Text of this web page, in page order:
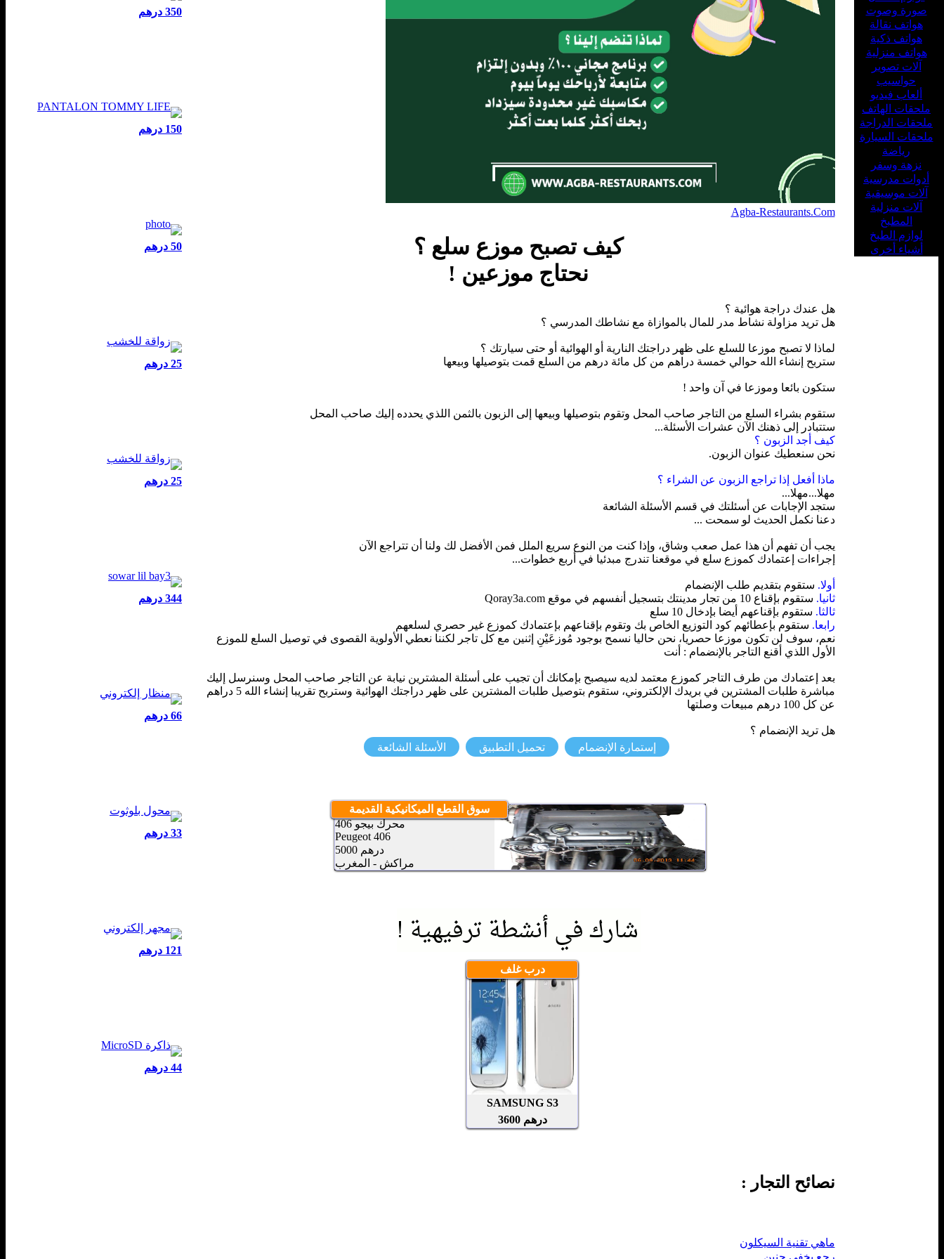
صورة وصوت
هواتف نقالة
هواتف ذكية
هواتف منزلية
آلات تصوير
حواسيب
ألعاب فيديو
ملحقات الهاتف
ملحقات الدراجة
ملحقات السيارة
رياضة
نزهة وسفر
أدوات مدرسية
آلات موسيقية
آلات منزلية
المطبخ
لوازم الطبخ
أشياء أخرى
Agba-Restaurants.Com
كيف تصبح موزع سلع ؟
نحتاج موزعين !
هل عندك دراجة هوائية ؟
هل تريد مزاولة نشاط مدر للمال بالموازاة مع نشاطك المدرسي ؟
لماذا لا تصبح موزعا للسلع على ظهر دراجتك النارية أو الهوائية أو حتى سيارتك ؟
ستربح إنشاء الله حوالي خمسة دراهم من كل مائة درهم من السلع قمت بتوصيلها وبيعها
ستكون بائعا وموزعا في آن واحد !
ستقوم بشراء السلع من التاجر صاحب المحل وتقوم بتوصيلها وبيعها إلى الزبون بالثمن اللذي يحدده إليك صاحب المحل
ستتبادر إلى ذهنك الآن عشرات الأسئلة...
كيف أجد الزبون ؟
نحن سنعطيك عنوان الزبون.
ماذا أفعل إذا تراجع الزبون عن الشراء ؟
مهلا...مهلا...
ستجد الإجابات عن أسئلتك في قسم الأسئلة الشائعة
دعنا نكمل الحديث لو سمحت ...
يجب أن تفهم أن هذا عمل صعب وشاق، وإذا كنت من النوع سريع الملل فمن الأفضل لك ولنا أن تتراجع الآن
إجراءات إعتمادك كموزع سلع في موقعنا تندرج مبدئيا في أربع خطوات...
أولا. ستقوم بتقديم طلب الإنضمام
ثانيا. ستقوم بإقناع 10 من تجار مدينتك بتسجيل أنفسهم في موقع Qoray3a.com
ثالثا. ستقوم بإقناعهم أيضا بإدخال 10 سلع
رابعا. ستقوم بإعطائهم كود التوزيع الخاص بك وتقوم بإقناعهم بإعتمادك كموزع غير حصري لسلعهم
نعم، سوف لن تكون موزعا حصريا، نحن حاليا نسمح بوجود مُوزعَيْنِ إثنين مع كل تاجر لكننا نعطي الأولوية القصوى في توصيل السلع للموزع
الأول اللذي أقنع التاجر بالإنضمام : أنت
بعد إعتمادك من طرف التاجر كموزع معتمد لديه سيصبح بإمكانك أن تجيب على أسئلة المشترين نيابة عن التاجر صاحب المحل وسنرسل إليك
مباشرة طلبات المشترين في بريدك الإلكتروني، ستقوم بتوصيل طلبات المشترين على ظهر دراجتك الهوائية وستربح تقريبا إنشاء الله 5 دراهم
عن كل 100 درهم مبيعات وصلتها
هل تريد الإنضمام ؟
إستمارة الإنضمام
تحميل التطبيق الأسئلة الشائعة
نصائح التجار :
ماهي تقنية السيكلون
رجع بخفي حنين
350 درهم
150 درهم
50 درهم
25 درهم
25 درهم
344 درهم
66 درهم
33 درهم
121 درهم
44 درهم